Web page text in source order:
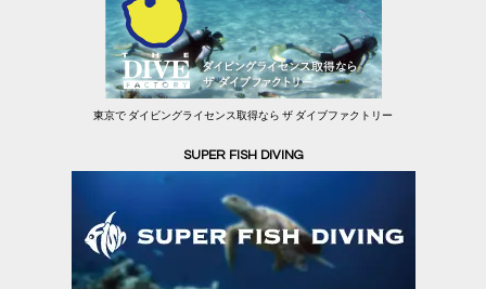
東京で ダイビングライセンス取得なら ザ ダイブファクトリー
SUPER FISH DIVING